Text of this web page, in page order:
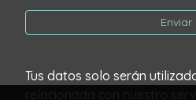
Enviar
Tus datos solo serán